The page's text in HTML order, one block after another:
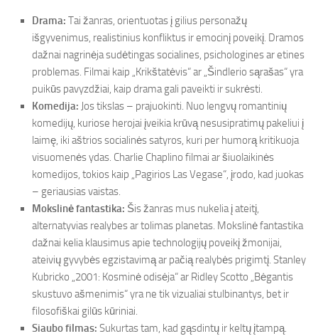
Drama: Tai žanras, orientuotas į gilius personažų
išgyvenimus, realistinius konfliktus ir emocinį poveikį. Dramos
dažnai nagrinėja sudėtingas socialines, psichologines ar etines
problemas. Filmai kaip „Krikštatėvis“ ar „Šindlerio sąrašas“ yra
puikūs pavyzdžiai, kaip drama gali paveikti ir sukrėsti.
Komedija: Jos tikslas – prajuokinti. Nuo lengvų romantinių
komedijų, kuriose herojai įveikia krūvą nesusipratimų pakeliui į
laimę, iki aštrios socialinės satyros, kuri per humorą kritikuoja
visuomenės ydas. Charlie Chaplino filmai ar šiuolaikinės
komedijos, tokios kaip „Pagirios Las Vegase“, įrodo, kad juokas
– geriausias vaistas.
Mokslinė fantastika: Šis žanras mus nukelia į ateitį,
alternatyvias realybes ar tolimas planetas. Mokslinė fantastika
dažnai kelia klausimus apie technologijų poveikį žmonijai,
ateivių gyvybės egzistavimą ar pačią realybės prigimtį. Stanley
Kubricko „2001: Kosminė odisėja“ ar Ridley Scotto „Bėgantis
skustuvo ašmenimis“ yra ne tik vizualiai stulbinantys, bet ir
filosofiškai gilūs kūriniai.
Siaubo filmas: Sukurtas tam, kad gąsdintų ir keltų įtampą.